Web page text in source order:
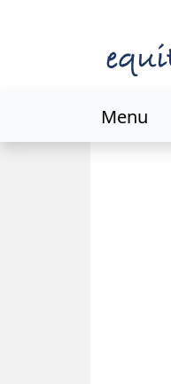
Menu